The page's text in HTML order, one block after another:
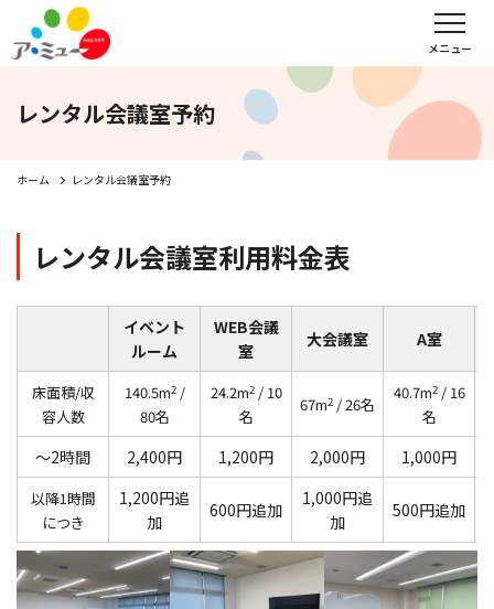
メニュー
フロアガイド レンタル会議室予約
サンキュー
福野タウンホテル
WEBチラシ アクセス
会社概要 求人情報 お問い合わせ
レンタル会議室予約
ホーム レンタル会議室予約
レンタル会議室利用料金表
イベント
ルーム
WEB会議
室
大会議室 A室
床面積/収
容人数
140.5m2/
80名
24.2m2/ 10
名
67m2 / 26名
40.7m2/ 16
名
～2時間 2,400円 1,200円 2,000円 1,000円
以降1時間
につき
1,200円追
加
600円追加
1,000円追
加
500円追加